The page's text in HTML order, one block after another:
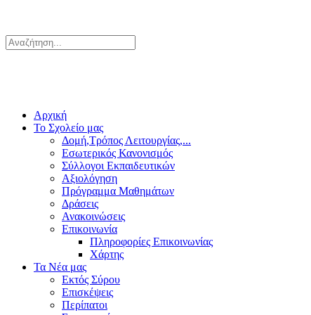
Αρχική
Το Σχολείο μας
Δομή,Τρόπος Λειτουργίας,...
Εσωτερικός Κανονισμός
Σύλλογοι Εκπαιδευτικών
Αξιολόγηση
Πρόγραμμα Μαθημάτων
Δράσεις
Ανακοινώσεις
Επικοινωνία
Πληροφορίες Επικοινωνίας
Χάρτης
Τα Νέα μας
Εκτός Σύρου
Επισκέψεις
Περίπατοι